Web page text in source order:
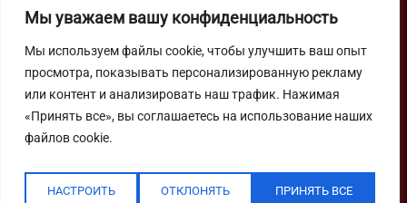
Мы уважаем вашу конфиденциальность
Мы используем файлы cookie, чтобы улучшить ваш опыт
просмотра, показывать персонализированную рекламу
или контент и анализировать наш трафик. Нажимая
«Принять все», вы соглашаетесь на использование наших
файлов cookie.
НАСТРОИТЬ ОТКЛОНЯТЬ ПРИНЯТЬ ВСЕ
будни: с 9:00 до 22:00
Подпишитесь на нашу рассылку